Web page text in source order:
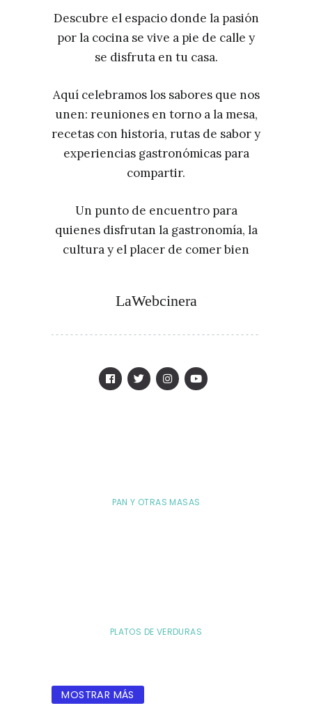
Descubre el espacio donde la pasión
por la cocina se vive a pie de calle y
se disfruta en tu casa.
Aquí celebramos los sabores que nos
unen: reuniones en torno a la mesa,
recetas con historia, rutas de sabor y
experiencias gastronómicas para
compartir.
Un punto de encuentro para
quienes disfrutan la gastronomía, la
cultura y el placer de comer bien
LaWebcinera
PAN Y OTRAS MASAS
PLATOS DE VERDURAS
MOSTRAR MÁS